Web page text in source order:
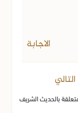
الاجابة
التالي